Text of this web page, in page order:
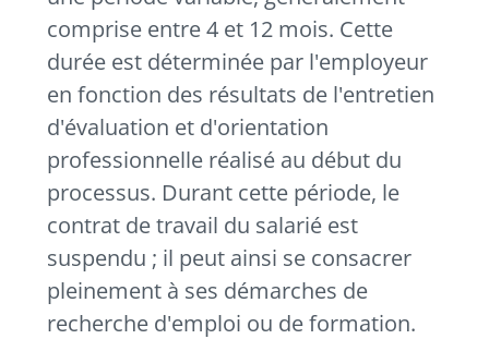
comprise entre 4 et 12 mois. Cette
durée est déterminée par l'employeur
en fonction des résultats de l'entretien
d'évaluation et d'orientation
professionnelle réalisé au début du
processus. Durant cette période, le
contrat de travail du salarié est
suspendu ; il peut ainsi se consacrer
pleinement à ses démarches de
recherche d'emploi ou de formation.